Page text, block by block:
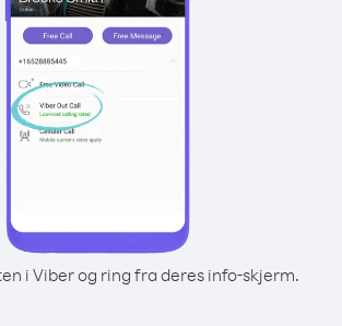
i Viber og ring fra deres info-skjerm.